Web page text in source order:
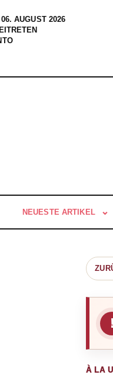
AUGUST 2026
NEUESTE ARTIKEL
!
À LA